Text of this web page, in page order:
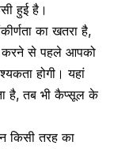
हुई है।
का खतरा है,
करने से पहले आपको
होगी। यहां
है, तब भी कैप्सूल के
किसी तरह का